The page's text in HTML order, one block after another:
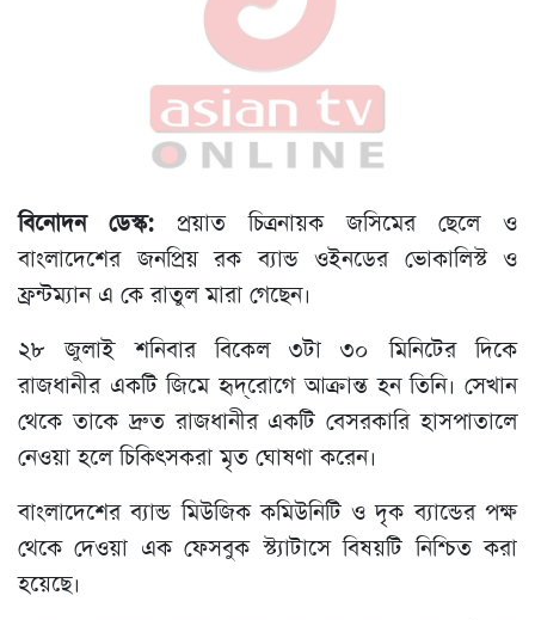
বিনোদন ডেস্ক: প্রয়াত চিত্রনায়ক জসিমের ছেলে ও
বাংলাদেশের জনপ্রিয় রক ব্যান্ড ওইনডের ভোকালিস্ট ও
ফ্রন্টম্যান এ কে রাতুল মারা গেছেন।
২৮ জুলাই শনিবার বিকেল ৩টা ৩০ মিনিটের দিকে
রাজধানীর একটি জিমে হৃদ্‌রোগে আক্রান্ত হন তিনি। সেখান
থেকে তাকে দ্রুত রাজধানীর একটি বেসরকারি হাসপাতালে
নেওয়া হলে চিকিৎসকরা মৃত ঘোষণা করেন।
বাংলাদেশের ব্যান্ড মিউজিক কমিউনিটি ও দৃক ব্যান্ডের পক্ষ
থেকে দেওয়া এক ফেসবুক স্ট্যাটাসে বিষয়টি নিশ্চিত করা
হয়েছে।